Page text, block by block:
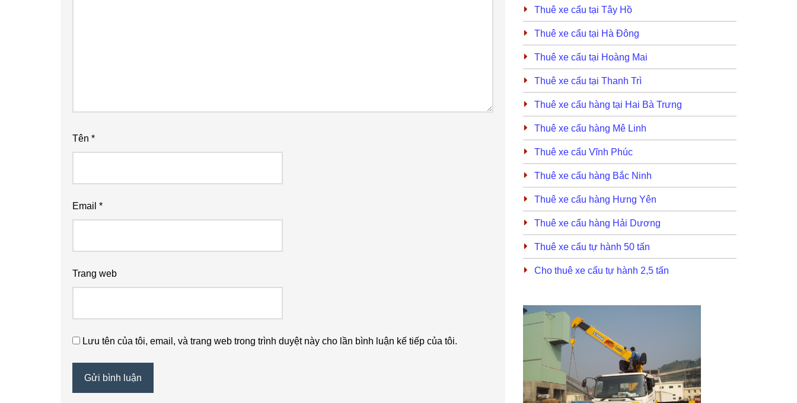
Tên *
Email *
Trang web
Lưu tên của tôi, email, và trang web trong trình duyệt này cho lần bình luận kế tiếp của tôi.
Thuê xe cẩu tại Tây Hồ
Thuê xe cẩu tại Hà Đông
Thuê xe cẩu tại Hoàng Mai
Thuê xe cẩu tại Thanh Trì
Thuê xe cẩu hàng tại Hai Bà Trưng
Thuê xe cẩu hàng Mê Linh
Thuê xe cẩu Vĩnh Phúc
Thuê xe cẩu hàng Bắc Ninh
Thuê xe cẩu hàng Hưng Yên
Thuê xe cẩu hàng Hải Dương
Thuê xe cẩu tự hành 50 tấn
Cho thuê xe cẩu tự hành 2,5 tấn